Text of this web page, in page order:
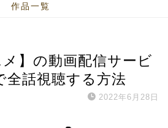
作品一覧
】の動画配信サービ
全話視聴する方法
2022年6月28日